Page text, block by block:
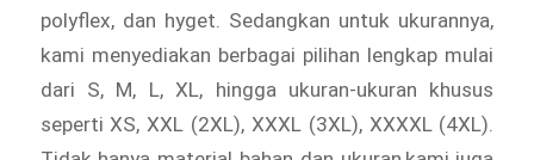
polyflex, dan hyget. Sedangkan untuk ukurannya,
kami menyediakan berbagai pilihan lengkap mulai
dari S, M, L, XL, hingga ukuran-ukuran khusus
seperti XS, XXL (2XL), XXXL (3XL), XXXXL (4XL).